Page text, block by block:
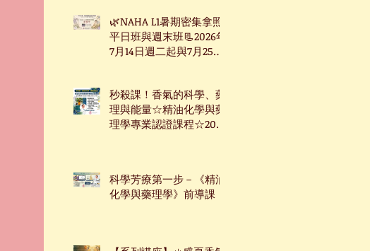
🌿NAHA L1暑期密集拿照
平日班與週末班📃2026年
7月14日週二起與7月25日
秒殺課！香氣的科學、藥
理與能量☆精油化學與藥
理學專業認證課程☆2026
科學芳療第一步－《精油
化學與藥理學》前導課